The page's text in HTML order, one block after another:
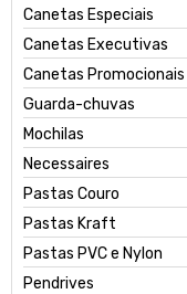
Canetas Especiais
Canetas Executivas
Canetas Promocionais
Guarda-chuvas
Mochilas
Necessaires
Pastas Couro
Pastas Kraft
Pastas PVC e Nylon
Pendrives